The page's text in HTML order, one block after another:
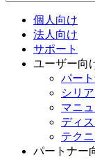
個人向け
法人向け
サポート
ユーザー向
パー
シリ
マニ
ディ
テク
パートナー